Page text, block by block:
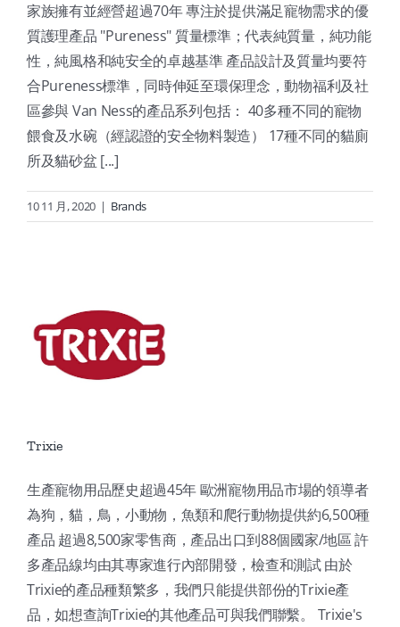
家族擁有並經營超過70年 專注於提供滿足寵物需求的優
質護理產品 "Pureness" 質量標準；代表純質量，純功能
性，純風格和純安全的卓越基準 產品設計及質量均要符
合Pureness標準，同時伸延至環保理念，動物福利及社
區參與 Van Ness的產品系列包括： 40多種不同的寵物
餵食及水碗（經認證的安全物料製造） 17種不同的貓廁
所及貓砂盆 [...]
10 11 月, 2020 | Brands
Trixie
生產寵物用品歷史超過45年 歐洲寵物用品市場的領導者
為狗，貓，鳥，小動物，魚類和爬行動物提供約6,500種
產品 超過8,500家零售商，產品出口到88個國家/地區 許
多產品線均由其專家進行內部開發，檢查和測試 由於
Trixie的產品種類繁多，我們只能提供部份的Trixie產
品，如想查詢Trixie的其他產品可與我們聯繫。 Trixie's